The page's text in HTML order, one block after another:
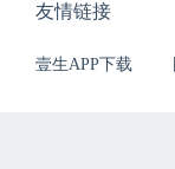
友情链接
壹生APP下载